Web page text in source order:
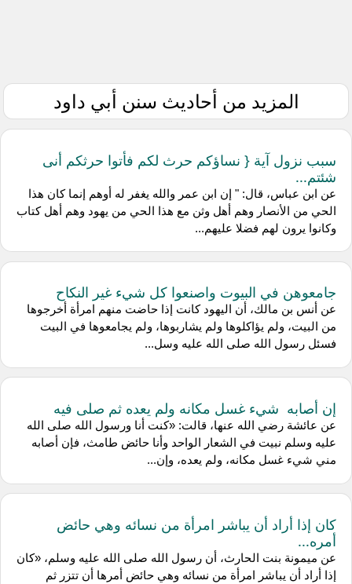
المزيد من أحاديث سنن أبي داود
سبب نزول آية { نساؤكم حرث لكم فأتوا حرثكم أنى
شئتم...
عن ابن عباس، قال: " إن ابن عمر والله يغفر له أوهم إنما كان هذا
الحي من الأنصار وهم أهل وثن مع هذا الحي من يهود وهم أهل كتاب
وكانوا يرون لهم فضلا عليهم...
جامعوهن في البيوت واصنعوا كل شيء غير النكاح
عن أنس بن مالك، أن اليهود كانت إذا حاضت منهم امرأة أخرجوها
من البيت، ولم يؤاكلوها ولم يشاربوها، ولم يجامعوها في البيت
فسئل رسول الله صلى الله عليه وسل...
إن أصابه شيء غسل مكانه ولم يعده ثم صلى فيه
عن عائشة رضي الله عنها، قالت: «كنت أنا ورسول الله صلى الله
عليه وسلم نبيت في الشعار الواحد وأنا حائض طامث، فإن أصابه
مني شيء غسل مكانه، ولم يعده، وإن...
كان إذا أراد أن يباشر امرأة من نسائه وهي حائض
أمره...
عن ميمونة بنت الحارث، أن رسول الله صلى الله عليه وسلم، «كان
إذا أراد أن يباشر امرأة من نسائه وهي حائض أمرها أن تتزر ثم